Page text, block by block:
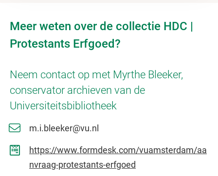
Meer weten over de collectie HDC |
Protestants Erfgoed?
Neem contact op met Myrthe Bleeker,
conservator archieven van de
Universiteitsbibliotheek
m.i.bleeker@vu.nl
https://www.formdesk.com/vuamsterdam/aa
nvraag-protestants-erfgoed